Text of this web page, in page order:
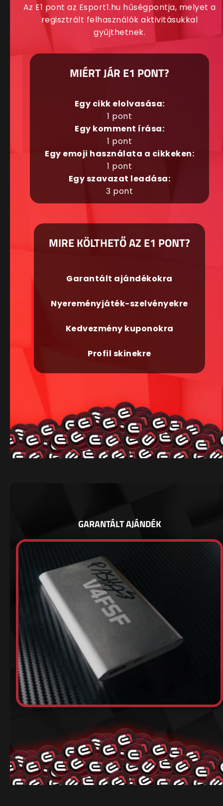
Az E1 pont az Esport1.hu hűségpontja, melyet a
regisztrált felhasználók aktivitásukkal
gyűjthetnek.
MIÉRT JÁR E1 PONT?
Egy cikk elolvasása:
1 pont
Egy komment írása:
1 pont
Egy emoji használata a cikkeken:
1 pont
Egy szavazat leadása:
3 pont
MIRE KÖLTHETŐ AZ E1 PONT?
Garantált ajándékokra
Nyereményjáték-szelvényekre
Kedvezmény kuponokra
Profil skinekre
GARANTÁLT AJÁNDÉK